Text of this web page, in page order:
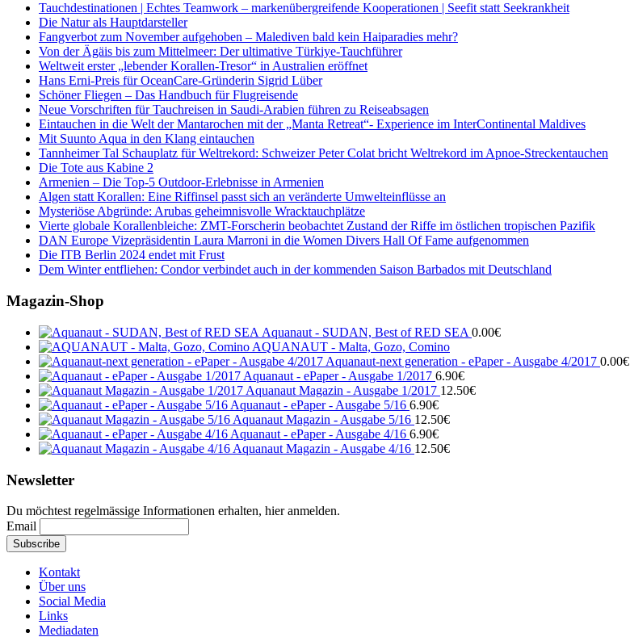
Tauchdestinationen | Echtes Teamwork – markenübergreifende Kooperationen | Seefit statt Seekrankheit
Die Natur als Hauptdarsteller
Fangverbot zum November aufgehoben – Malediven bald kein Haiparadies mehr?
Von der Ägäis bis zum Mittelmeer: Der ultimative Türkiye-Tauchführer
Weltweit erster „lebender Korallen-Tresor“ in Australien eröffnet
Hans Erni-Preis für OceanCare-Gründerin Sigrid Lüber
Schöner Fliegen – Das Handbuch für Flugreisende
Neue Vorschriften für Tauchreisen in Saudi-Arabien führen zu Reiseabsagen
Eintauchen in die Welt der Mantarochen mit der „Manta Retreat“- Experience im InterContinental Maldives
Mit Suunto Aqua in den Klang eintauchen
Tannheimer Tal Schauplatz für Weltrekord: Schweizer Peter Colat bricht Weltrekord im Apnoe-Streckentauchen
Die Tote aus Kabine 2
Armenien – Die Top-5 Outdoor-Erlebnisse in Armenien
Algen statt Korallen: Eine Riffinsel passt sich an veränderte Umwelteinflüsse an
Mysteriöse Abgründe: Arubas geheimnisvolle Wracktauchplätze
Vierte globale Korallenbleiche: ZMT-Forscherin beobachtet Zustand der Riffe im östlichen tropischen Pazifik
DAN Europe Vizepräsidentin Laura Marroni in die Women Divers Hall Of Fame aufgenommen
Die ITB Berlin 2024 endet mit Frust
Dem Winter entfliehen: Condor verbindet auch in der kommenden Saison Barbados mit Deutschland
Magazin-Shop
Aquanaut - SUDAN, Best of RED SEA 0.00€
AQUANAUT - Malta, Gozo, Comino
Aquanaut-next generation - ePaper - Ausgabe 4/2017 0.00€
Aquanaut - ePaper - Ausgabe 1/2017 6.90€
Aquanaut Magazin - Ausgabe 1/2017 12.50€
Aquanaut - ePaper - Ausgabe 5/16 6.90€
Aquanaut Magazin - Ausgabe 5/16 12.50€
Aquanaut - ePaper - Ausgabe 4/16 6.90€
Aquanaut Magazin - Ausgabe 4/16 12.50€
Newsletter
Du möchtest regelmässige Informationen erhalten, hier anmelden.
Email
Kontakt
Über uns
Social Media
Links
Mediadaten